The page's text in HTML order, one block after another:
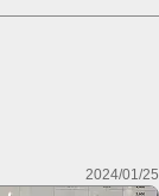
2024/01/25